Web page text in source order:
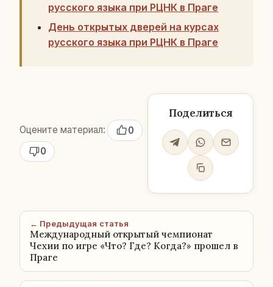
русского языка при РЦНК в Праге
День открытых дверей на курсах
русского языка при РЦНК в Праге
Оцените материал:
0
0
Поделиться
← Предыдущая статья
Международный открытый чемпионат
Чехии по игре «Что? Где? Когда?» прошел в
Праге